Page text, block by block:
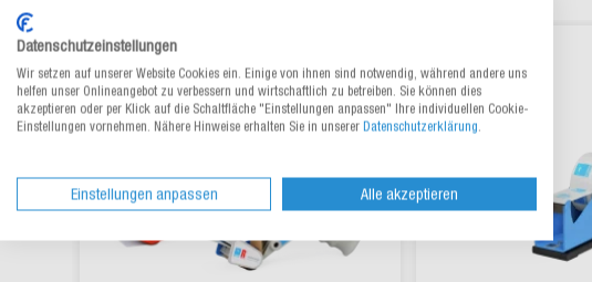
Datenschutzeinstellungen
Wir setzen auf unserer Website Cookies ein. Einige von ihnen sind notwendig, während andere uns
helfen unser Onlineangebot zu verbessern und wirtschaftlich zu betreiben. Sie können dies
akzeptieren oder per Klick auf die Schaltfläche "Einstellungen anpassen" Ihre individuellen Cookie-
Einstellungen vornehmen. Nähere Hinweise erhalten Sie in unserer Datenschutzerklärung.
Einstellungen anpassen Alle akzeptieren